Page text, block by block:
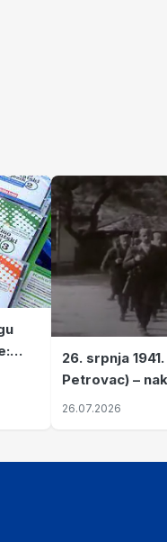
26. srpnja
Petrovac) –
Svete Ane
26.07.2026